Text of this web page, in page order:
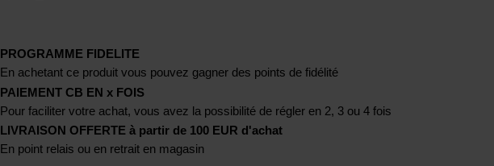
PROGRAMME FIDELITE
En achetant ce produit vous pouvez gagner des points de fidélité
PAIEMENT CB EN x FOIS
Pour faciliter votre achat, vous avez la possibilité de régler en 2, 3 ou 4 fois
LIVRAISON OFFERTE à partir de 100 EUR d'achat
En point relais ou en retrait en magasin